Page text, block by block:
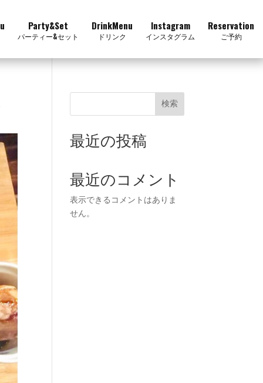
Party&Set
パーティー&セット
DrinkMenu
ドリンク
Instagram
インスタグラム
Reservation
ご予約
検索
最近の投稿
最近のコメント
表示できるコメントはありま
せん。